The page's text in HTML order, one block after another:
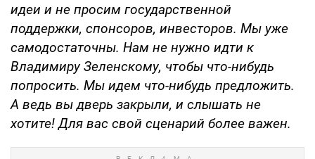
идеи и не просим государственной
поддержки, спонсоров, инвесторов. Мы уже
самодостаточны. Нам не нужно идти к
Владимиру Зеленскому, чтобы что-нибудь
попросить. Мы идем что-нибудь предложить.
А ведь вы дверь закрыли, и слышать не
хотите! Для вас свой сценарий более важен.